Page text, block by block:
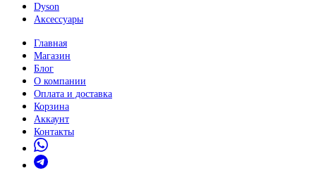
Dyson
Аксессуары
Главная
Магазин
Блог
О компании
Оплата и доставка
Корзина
Аккаунт
Контакты